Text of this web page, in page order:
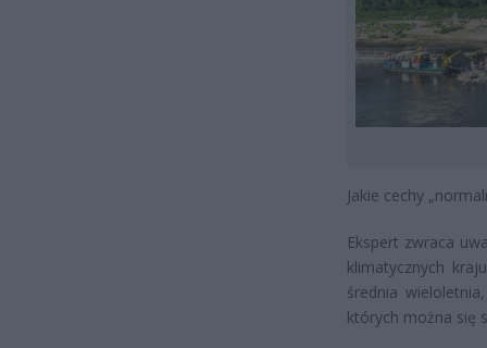
Jakie cechy
Ekspert zwraca
klimatycznych
średnia
których można się